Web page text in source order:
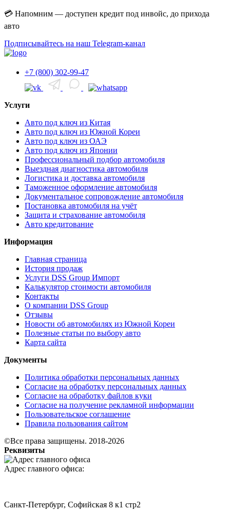
💳 Напомним — доступен кредит под инвойс, до прихода
авто
Подписывайтесь на наш Telegram-канал
+7 (800) 302-99-47
Услуги
Авто под ключ из Китая
Авто под ключ из Южной Кореи
Авто под ключ из ОАЭ
Авто под ключ из Японии
Профессиональный подбор автомобиля
Выездная диагностика автомобиля
Логистика и доставка автомобиля
Таможенное оформление автомобиля
Документальное сопровождение автомобиля
Постановка автомобиля на учёт
Защита и страхование автомобиля
Авто кредитование
Информация
Главная страница
История продаж
Услуги DSS Group Импорт
Калькулятор стоимости автомобиля
Контакты
О компании DSS Group
Отзывы
Новости об автомобилях из Южной Кореи
Полезные статьи по выбору авто
Карта сайта
Документы
Политика обработки персональных данных
Согласие на обработку персональных данных
Согласие на обработку файлов куки
Согласие на получение рекламной информации
Пользовательское соглашение
Правила пользования сайтом
©Все права защищены. 2018-2026
Реквизиты
Адрес главного офиса:
Санкт-Петербург, Софийская 8 к1 стр2